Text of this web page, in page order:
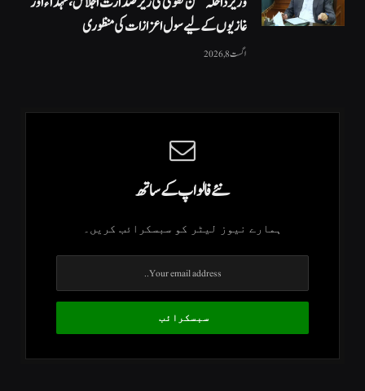
غازیوں کے لیے سول اعزازات کی منظوری
اگست 8, 2026
نئے فالو اپ کے ساتھ
ہمارے نیوز لیٹر کو سبسکرائب کریں۔